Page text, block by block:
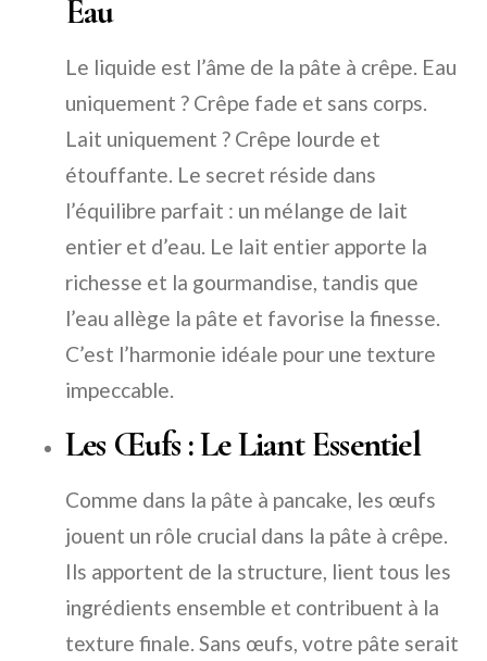
Eau
Le liquide est l’âme de la pâte à crêpe. Eau
uniquement ? Crêpe fade et sans corps.
Lait uniquement ? Crêpe lourde et
étouffante. Le secret réside dans
l’équilibre parfait : un mélange de lait
entier et d’eau. Le lait entier apporte la
richesse et la gourmandise, tandis que
l’eau allège la pâte et favorise la finesse.
C’est l’harmonie idéale pour une texture
impeccable.
Les Œufs : Le Liant Essentiel
Comme dans la pâte à pancake, les œufs
jouent un rôle crucial dans la pâte à crêpe.
Ils apportent de la structure, lient tous les
ingrédients ensemble et contribuent à la
texture finale. Sans œufs, votre pâte serait